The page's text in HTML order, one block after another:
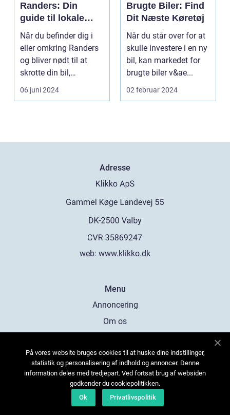
Randers: Din
guide til lokale
muligheder
Når du befinder dig i
eller omkring Randers
og bliver nødt til at
skrotte din bil,
gammelt jern elle...
06 juni 2024
Brugte Biler: Find
Dit Næste Køretøj
Når du står over for at
skulle investere i en ny
bil, kan markedet for
brugte biler v&ae...
02 februar 2024
Adresse
web: www.klikko.dk
Menu
Annoncering
Om os
Kontakt os
Sitemap
På vores website bruges cookies til at huske dine indstillinger,
statistik og personalisering af indhold og annoncer. Denne
information deles med tredjepart. Ved fortsat brug af websiden
godkender du cookiepolitikken.
Ok
Privatlivspolitik